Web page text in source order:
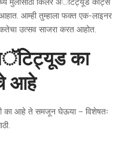
आम्ही तुम्हाला फक्त एक-लाइनर
उत्सव साजरा करत आहोत.
का
आहे
का आहे ते समजून घेऊया – विशेषतः